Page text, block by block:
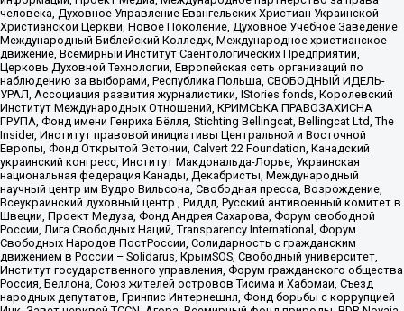
человека, Духовное Управление Евангельских Христиан Украинской
Христианской Церкви, Новое Поколение, Духовное Учебное Заведение
Международный Библейский Колледж, Международное христианское
движение, Всемирный Институт Саентологических Предприятий,
Церковь Духовной Технологии, Европейская сеть организаций по
наблюдению за выборами, Республика Польша, СВОБОДНЫЙ ИДЕЛЬ-
УРАЛ, Ассоциация развития журналистики, IStories fonds, Королевский
Институт Международных Отношений, КРИМСЬКА ПРАВОЗАХИСНА
ГРУПА, Фонд имени Генриха Бёлля, Stichting Bellingcat, Bellingcat Ltd, The
Insider, Институт правовой инициативы Центральной и Восточной
Европы, Фонд Открытой Эстонии, Calvert 22 Foundation, Канадский
украинский конгресс, Институт Макдональда-Лорье, Украинская
национальная федерация Канады, Декабристы, Международный
научный центр им Вудро Вильсона, Свободная пресса, Возрождение,
Всеукраинский духовный центр , Риддл, Русский антивоенный комитет в
Швеции, Проект Медуза, Фонд Андрея Сахарова, Форум свободной
России, Лига Свободных Наций, Transparеncy International, Форум
Свободных Народов ПостРоссии, Солидарность с гражданским
движением в России – Solidarus, КрымSOS, Свободный университет,
Институт государственного управления, Форум гражданского общества
Россия, Беллона, Союз жителей островов Тисима и Хабомаи, Съезд
народных депутатов, Гринпис Интернешнл, Фонд борьбы с коррупцией